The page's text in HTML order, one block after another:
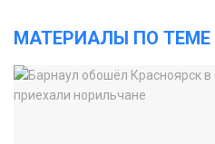
МАТЕРИАЛЫ ПО ТЕМЕ